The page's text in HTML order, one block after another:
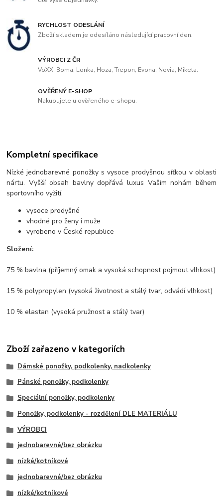
RYCHLOST ODESLÁNÍ
Zboží skladem je odesíláno následující pracovní den.
VÝROBCI Z ČR
VoXX, Boma, Lonka, Hoza, Trepon, Evona, Novia, Miketa.
OVĚŘENÝ E-SHOP
Nakupujete u ověřeného e-shopu.
Kompletní specifikace
Nízké jednobarevné ponožky s vysoce prodyšnou síťkou v oblasti
nártu. Vyšší obsah bavlny dopřává luxus Vašim nohám během
sportovního vyžití.
vysoce prodyšné
vhodné pro ženy i muže
vyrobeno v České republice
Složení:
75 % bavlna (příjemný omak a vysoká schopnost pojmout vlhkost)
15 % polypropylen (vysoká životnost a stálý tvar, odvádí vlhkost)
10 % elastan (vysoká pružnost a stálý tvar)
Zboží zařazeno v kategoriích
Dámské ponožky, podkolenky, nadkolenky
Pánské ponožky, podkolenky
Speciální ponožky, podkolenky
Ponožky, podkolenky - rozdělení DLE MATERIÁLU
VÝROBCI
jednobarevné/bez obrázku
nízké/kotníkové
jednobarevné/bez obrázku
nízké/kotníkové